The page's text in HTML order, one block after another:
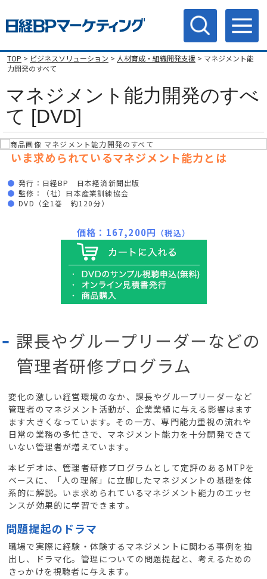
TOP > ビジネスソリューション > 人材育成・組織開発支援 > マネジメント能
力開発のすべて
マネジメント能力開発のすべ
て [DVD]
いま求められているマネジメント能力とは
発行：日経BP 日本経済新聞出版
監修：（社）日本産業訓練協会
DVD（全1巻 約120分）
価格：167,200円 （税込）
課長やグループリーダーなどの
管理者研修プログラム
変化の激しい経営環境のなか、課長やグループリーダーなど
管理者のマネジメント活動が、企業業績に与える影響はます
ます大きくなっています。その一方、専門能力重視の流れや
日常の業務の多忙さで、マネジメント能力を十分開発できて
いない管理者が増えています。
本ビデオは、管理者研修プログラムとして定評のあるMTPを
ベースに、「人の理解」に立脚したマネジメントの基礎を体
系的に解説。いま求められているマネジメント能力のエッセ
ンスが効果的に学習できます。
問題提起のドラマ
職場で実際に経験・体験するマネジメントに関わる事例を抽
出し、ドラマ化。管理についての問題提起と、考えるための
きっかけを視聴者に与えます。